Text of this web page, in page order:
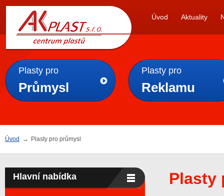
AKPLAST s.r.o.
Úvod Aktuality
Plasty pro
Průmysl
Plasty pro
Reklamu
Úvod → Plasty pro průmysl
Plasty
Hlavní nabídka